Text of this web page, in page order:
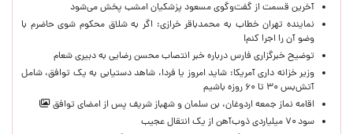
آخرین قسمت از گفت‌وگوی مسعود پزشکیان امشب پخش می‌شود
نماینده تهران خطاب به محمدباقر خرازی: اگر به شلاق محکوم شوی حاضرم با
وضو آن را اجرا کنم!
توضیح خبرگزاری فارس درباره خبر انتصاب محسن رضایی به دبیری شعام
وزیر خزانه داری آمریکا: شاید امروز یا فردا، شاهد دستیابی به یک توافق، شامل
آتش‌بس ۳۰ تا ۶۰ روزه باشیم
اقامه نماز جمعه اردوغان، بن ‌سلمان و شهباز شریف پس از امضای توافق
سود ۷۰ میلیاردی ذوب‌آهن از یک انتقال عجیب